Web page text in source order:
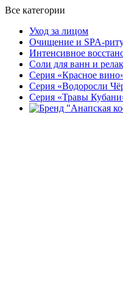
Все категории
Уход за лицом
Очищение и SPA-
Интенсивное
Соли для ванн и
Серия «Красное
Серия «Водоросли
Серия «Травы